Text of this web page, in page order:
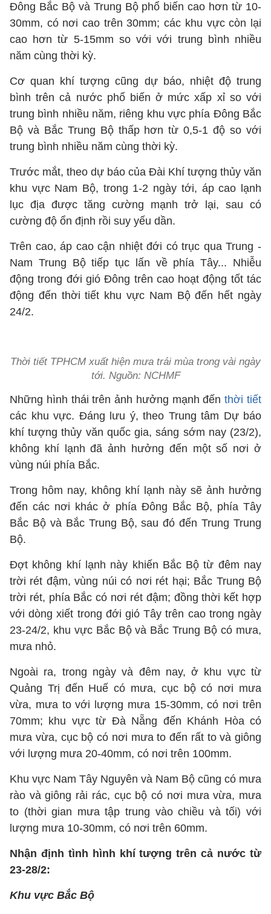
Đông Bắc Bộ và Trung Bộ phổ biến cao hơn từ 10-
30mm, có nơi cao trên 30mm; các khu vực còn lại
cao hơn từ 5-15mm so với với trung bình nhiều
năm cùng thời kỳ.
Cơ quan khí tượng cũng dự báo, nhiệt độ trung
bình trên cả nước phổ biến ở mức xấp xỉ so với
trung bình nhiều năm, riêng khu vực phía Đông Bắc
Bộ và Bắc Trung Bộ thấp hơn từ 0,5-1 độ so với
trung bình nhiều năm cùng thời kỳ.
Trước mắt, theo dự báo của Đài Khí tượng thủy văn
khu vực Nam Bộ, trong 1-2 ngày tới, áp cao lạnh
lục địa được tăng cường mạnh trở lại, sau có
cường độ ổn định rồi suy yếu dần.
Trên cao, áp cao cận nhiệt đới có trục qua Trung -
Nam Trung Bộ tiếp tục lấn về phía Tây... Nhiễu
động trong đới gió Đông trên cao hoạt động tốt tác
động đến thời tiết khu vực Nam Bộ đến hết ngày
24/2.
Thời tiết TPHCM xuất hiện mưa trái mùa trong vài ngày
tới. Nguồn: NCHMF
Những hình thái trên ảnh hưởng mạnh đếnthời tiết
các khu vực. Đáng lưu ý, theo Trung tâm Dự báo
khí tượng thủy văn quốc gia, sáng sớm nay (23/2),
không khí lạnh đã ảnh hưởng đến một số nơi ở
vùng núi phía Bắc.
Trong hôm nay, không khí lạnh này sẽ ảnh hưởng
đến các nơi khác ở phía Đông Bắc Bộ, phía Tây
Bắc Bộ và Bắc Trung Bộ, sau đó đến Trung Trung
Bộ.
Đợt không khí lạnh này khiến Bắc Bộ từ đêm nay
trời rét đậm, vùng núi có nơi rét hại; Bắc Trung Bộ
trời rét, phía Bắc có nơi rét đậm; đồng thời kết hợp
với dòng xiết trong đới gió Tây trên cao trong ngày
23-24/2, khu vực Bắc Bộ và Bắc Trung Bộ có mưa,
mưa nhỏ.
Ngoài ra, trong ngày và đêm nay, ở khu vực từ
Quảng Trị đến Huế có mưa, cục bộ có nơi mưa
vừa, mưa to với lượng mưa 15-30mm, có nơi trên
70mm; khu vực từ Đà Nẵng đến Khánh Hòa có
mưa vừa, cục bộ có nơi mưa to đến rất to và giông
với lượng mưa 20-40mm, có nơi trên 100mm.
Khu vực Nam Tây Nguyên và Nam Bộ cũng có mưa
rào và giông rải rác, cục bộ có nơi mưa vừa, mưa
to (thời gian mưa tập trung vào chiều và tối) với
lượng mưa 10-30mm, có nơi trên 60mm.
Nhận định tình hình khí tượng trên cả nước từ
23-28/2:
Khu vực Bắc Bộ